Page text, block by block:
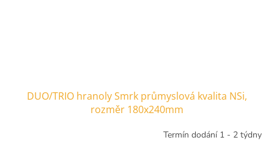
DUO/TRIO hranoly Smrk průmyslová kvalita NSi,
rozměr 180x240mm
Termín dodání 1 - 2 týdny